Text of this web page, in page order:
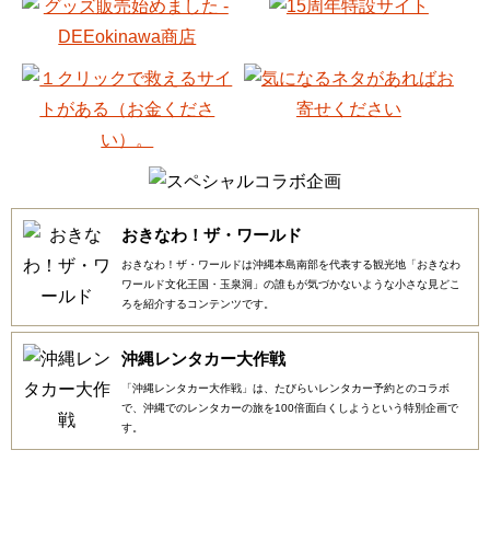
おきなわ！ザ・ワールド
おきなわ！ザ・ワールドは沖縄本島南部を代表する観光地「おきなわ
ワールド文化王国・玉泉洞」の誰もが気づかないような小さな見どこ
ろを紹介するコンテンツです。
沖縄レンタカー大作戦
「沖縄レンタカー大作戦」は、たびらいレンタカー予約とのコラボ
で、沖縄でのレンタカーの旅を100倍面白くしようという特別企画で
す。